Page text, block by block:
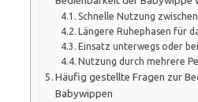
Schnelle Nutzung
Längere Ruhephasen für
Einsatz unterwegs oder
Nutzung durch mehrere
Häufig gestellte Fragen zur
Babywippen